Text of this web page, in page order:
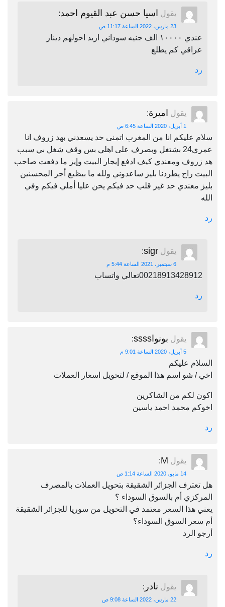
يقول اسيا حسن عبد القيوم احمد:
23 مارس، 2022 الساعة 11:17 ص
عندي ١٠٠٠٠ الف جنيه سوداني اريد احولهم دينار
عراقي كم يطلع
رد
يقول اميرة:
1 أبريل، 2020 الساعة 6:45 ص
سلام عليكم انا من المغرب اتمنى حد يسعدني بهد زروف انا
عمري24 بشتغل وبصرف على اهلي بس وقف شغل بي سبب
هد زروف ومعندي كيف ادفع إيجار البيت وإيز ما دفعت صاحب
البيت راح يطردنا بليز ساعدوني ولله ما بيظيع أجر المحسنين
بليز معندي حد غير قلب حد فيكم يحن عليا أملي فيكم وفي
الله
رد
يقول sigr
:
6 سبتمبر، 2021 الساعة 5:44 م
00218913428912تعالي واتساب
رد
يقول بونواssss :
5 أبريل، 2020 الساعة 9:01 م
السلام عليكم
اخي / شو اسم هذا الموقع / لتحويل اسعار العملات
اكون لكم من الشاكرين
اخوكم محمد احمد ياسين
رد
يقول M
:
14 مايو، 2020 الساعة 1:14 ص
هل تعترف الجزائر الشقيقة بتحويل العملات بالمصرف
المركزي أم بالسوق السوداء ؟
يعني هذا السعر معتمد في التحويل من سوريا للجزائر الشقيقة
أم سعر السوق السوداء؟
أرجو الرد
رد
يقول نادر :
22 مارس، 2022 الساعة 9:08 ص